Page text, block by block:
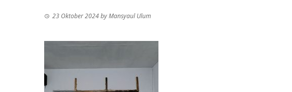
23 Oktober 2024byMansyaul Ulum